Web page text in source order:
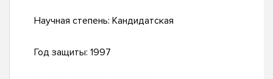
Научная степень: Кандидатская
Год защиты: 1997